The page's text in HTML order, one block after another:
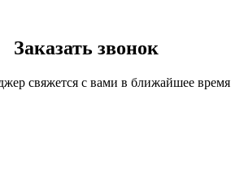
Заказать звонок
свяжется с вами в ближайшее время